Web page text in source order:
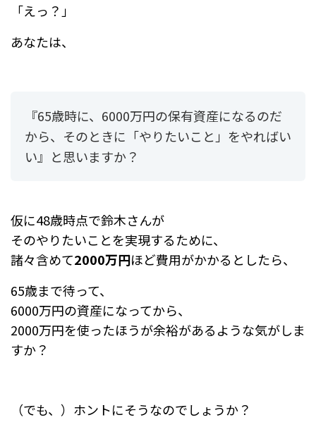
「えっ？」
あなたは、
『65歳時に、6000万円の保有資産になるのだ
から、そのときに「やりたいこと」をやればい
い』と思いますか？
仮に48歳時点で鈴木さんが
そのやりたいことを実現するために、
諸々含めて2000万円ほど費用がかかるとしたら、
65歳まで待って、
6000万円の資産になってから、
2000万円を使ったほうが余裕があるような気がしま
すか？
（でも、）ホントにそうなのでしょうか？